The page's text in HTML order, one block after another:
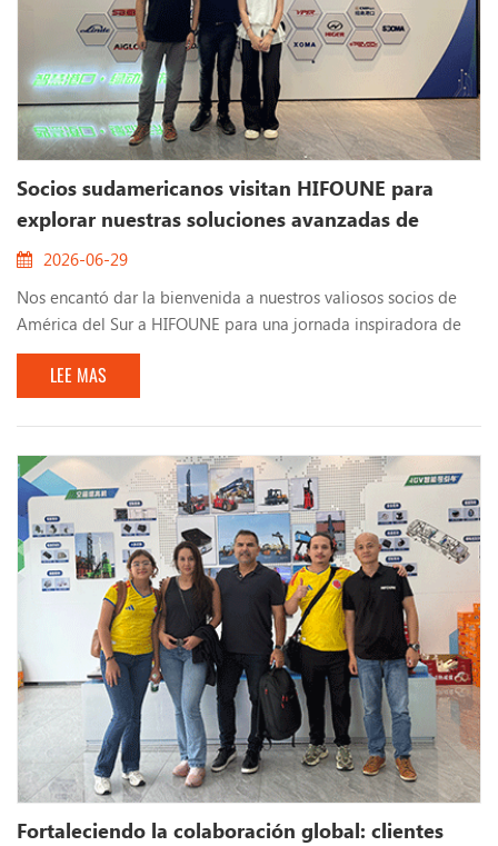
Socios sudamericanos visitan HIFOUNE para
explorar nuestras soluciones avanzadas de
montacargas
2026-06-29
Nos encantó dar la bienvenida a nuestros valiosos socios de
América del Sur a HIFOUNE para una jornada inspiradora de
colaboración, innovación y conversaciones significativas. La
visita comenzó con un recorrido guiado por nuestras modernas
instalaciones de fabricación y nuestro centro de repuestos,
donde nuestros invitados obtuvieron de primera mano
información sobre las avanzadas capacidades de p...
LEE MAS
Fortaleciendo la colaboración global: clientes